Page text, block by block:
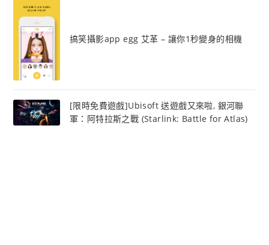
搞笑攝影app egg 艾革 – 讓你1秒變身的相機
[限時免費遊戲]Ubisoft 送遊戲又來啦, 銀河聯
軍：阿特拉斯之戰 (Starlink: Battle for Atlas)